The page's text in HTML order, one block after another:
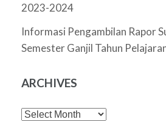
2023-2024
Informasi Pengambilan Rapor
Semester Ganjil Tahun
ARCHIVES
Archives